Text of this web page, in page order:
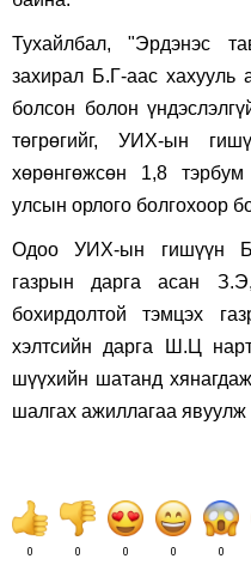
Тухайлбал, "Эрдэнэс
захирал Б.Г-аас хахууль
болсон болон
төгрөгийг, УИХ-ын
хөрөнгөжсөн 1,8 тэрбум
улсын орлого болгохоор
Одоо УИХ-ын гишүүн
газрын дарга асан
бохирдолтой тэмцэх
хэлтсийн дарга Ш.Ц
шүүхийн шатанд
шалгах ажиллагаа явуулж
0 0 0 0 0